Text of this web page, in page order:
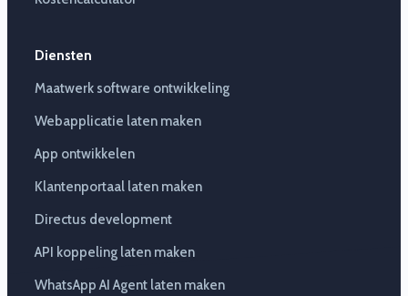
Diensten
Maatwerk software ontwikkeling
Webapplicatie laten maken
App ontwikkelen
Klantenportaal laten maken
Directus development
API koppeling laten maken
WhatsApp AI Agent laten maken